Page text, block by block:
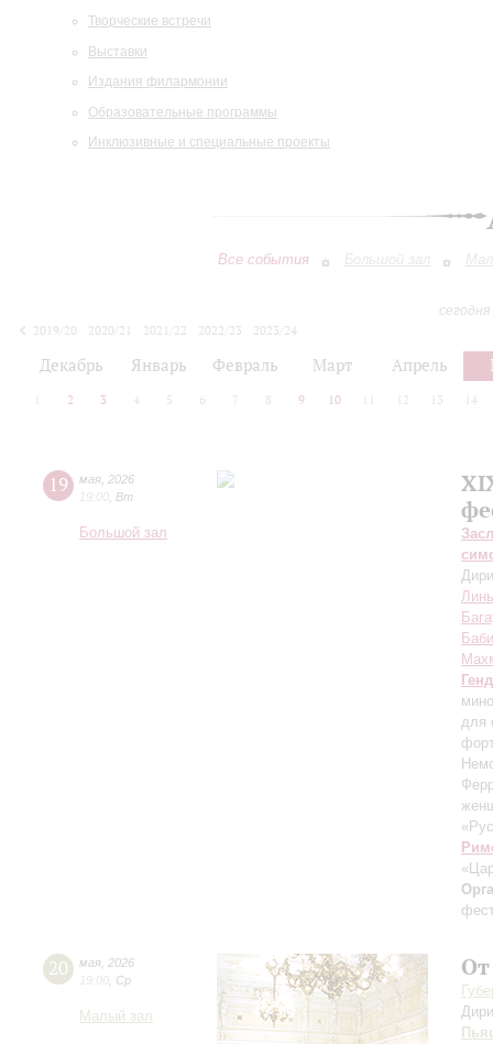
Творческие встречи
Выставки
Издания филармонии
Образовательные программы
Инклюзивные и специальные проекты
Все события Большой зал
2019/20
2020/21 2021/22 2022/23
2023/24
Декабрь Январь Февраль Март Апрель
2 3 4 5 6 7 8 9 10 12 13 14
19 мая 2026
19:00 Вт
Большой зал
для
20 мая 2026
19:00 Ср
Малый зал